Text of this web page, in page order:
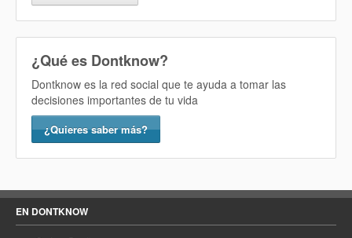
¿Qué es Dontknow?
Dontknow es la red social que te ayuda a tomar las
decisiones importantes de tu vida
¿Quieres saber más?
EN DONTKNOW